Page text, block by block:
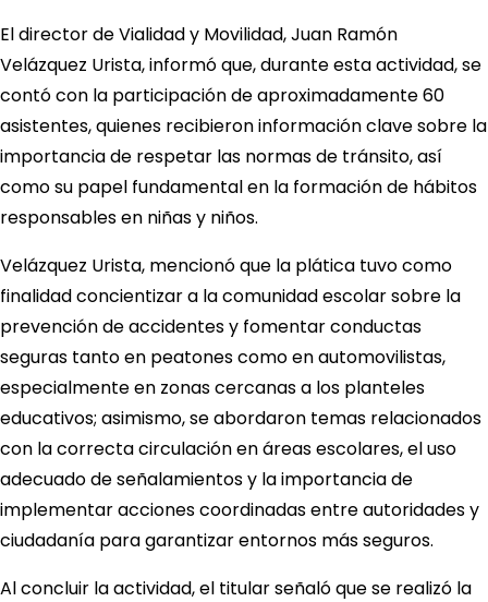
El director de Vialidad y Movilidad, Juan Ramón
Velázquez Urista, informó que, durante esta actividad, se
contó con la participación de aproximadamente 60
asistentes, quienes recibieron información clave sobre la
importancia de respetar las normas de tránsito, así
como su papel fundamental en la formación de hábitos
responsables en niñas y niños.
Velázquez Urista, mencionó que la plática tuvo como
finalidad concientizar a la comunidad escolar sobre la
prevención de accidentes y fomentar conductas
seguras tanto en peatones como en automovilistas,
especialmente en zonas cercanas a los planteles
educativos; asimismo, se abordaron temas relacionados
con la correcta circulación en áreas escolares, el uso
adecuado de señalamientos y la importancia de
implementar acciones coordinadas entre autoridades y
ciudadanía para garantizar entornos más seguros.
Al concluir la actividad, el titular señaló que se realizó la